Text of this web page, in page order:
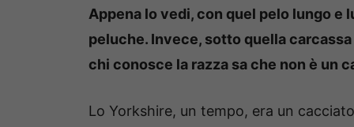
Appena lo vedi, con quel pelo lungo e
peluche. Invece, sotto quella
chi conosce la razza sa che non è un
Lo Yorkshire, un tempo, era un